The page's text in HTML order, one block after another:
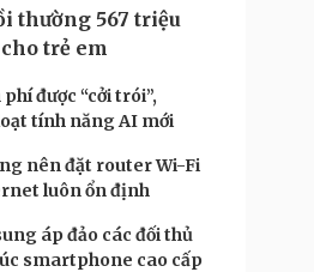
thường 567 triệu
trẻ em
được “cởi trói”,
tính năng AI mới
nên đặt router Wi-Fi
luôn ổn định
áp đảo các đối thủ
smartphone cao cấp